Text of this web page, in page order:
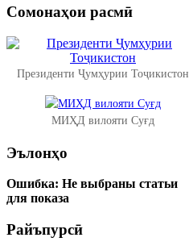
Сомонаҳои расмӣ
Президенти Ҷумҳурии Тоҷикистон
МИҲД вилояти Суғд
Эълонҳо
Ошибка: Не выбраны статьи
для показа
Райъпурсӣ